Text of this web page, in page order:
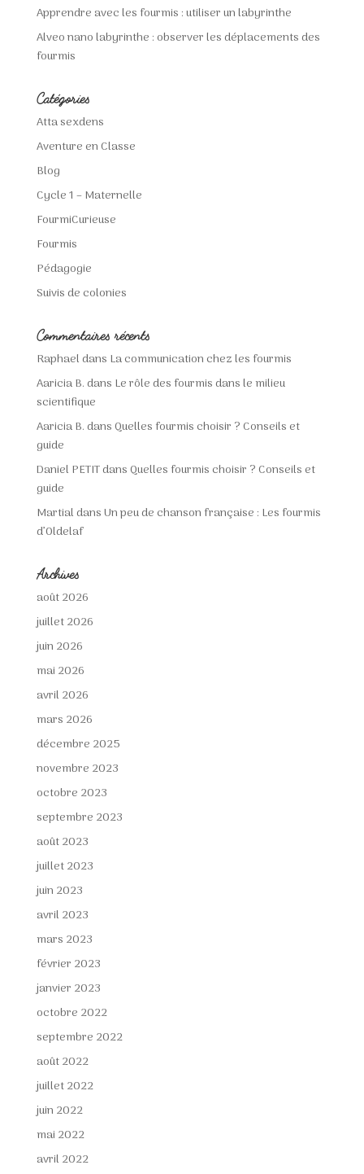
Apprendre avec les fourmis : utiliser un labyrinthe
Alveo nano labyrinthe : observer les déplacements des
fourmis
Catégories
Atta sexdens
Aventure en Classe
Blog
Cycle 1 – Maternelle
FourmiCurieuse
Fourmis
Pédagogie
Suivis de colonies
Commentaires récents
Raphael dans La communication chez les fourmis
Aaricia B. dans Le rôle des fourmis dans le milieu
scientifique
Aaricia B. dansQuelles fourmis choisir ? Conseils et
guide
Daniel PETITdansQuelles fourmis choisir ? Conseils et
guide
Martial dansUn peu de chanson française : Les fourmis
d’Oldelaf
Archives
août 2026
juillet 2026
juin 2026
mai 2026
avril 2026
mars 2026
décembre 2025
novembre 2023
octobre 2023
septembre 2023
août 2023
juillet 2023
juin 2023
avril 2023
mars 2023
février 2023
janvier 2023
octobre 2022
septembre 2022
août 2022
juillet 2022
juin 2022
mai 2022
avril 2022